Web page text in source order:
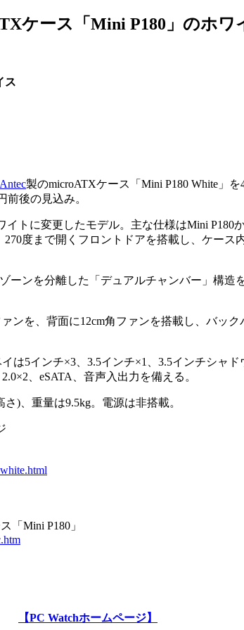
ケース「Mini P180」のホワ
ス
Antec製のmicroATXケース「Mini P180 White」
前後の見込み。
トに変更したモデル。主な仕様はMini P180
度まで開くフロントドアを搭載し、ケース
ンを分離した「デュアルチャンバー」構造
ンを、背面に12cm角ファンを搭載し、バック
は5インチ×3、3.5インチ×1、3.5インチシャド
、eSATA、音声入出力を備える。
)、重量は9.5kg。電源は非搭載。
「Mini P180」
【PC Watchホームページ】